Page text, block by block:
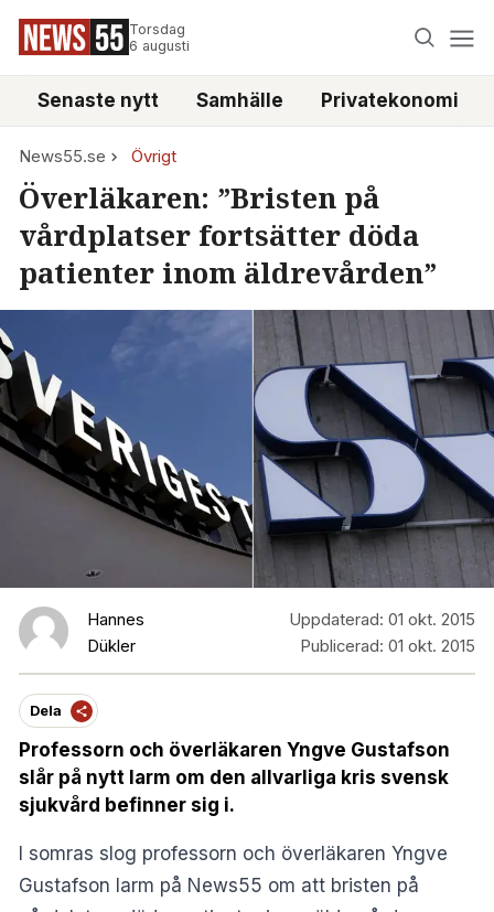
Torsdag
6 augusti
Senaste nytt Samhälle Privatekonomi
News55.se Övrigt
Överläkaren: ”Bristen på
vårdplatser fortsätter döda
patienter inom äldrevården”
Hannes
Dükler
Uppdaterad: 01 okt. 2015
Publicerad: 01 okt. 2015
Dela
Professorn och överläkaren Yngve Gustafson
slår på nytt larm om den allvarliga kris svensk
sjukvård befinner sig i.
I somras slog professorn och överläkaren Yngve
Gustafson larm på News55 om att bristen på